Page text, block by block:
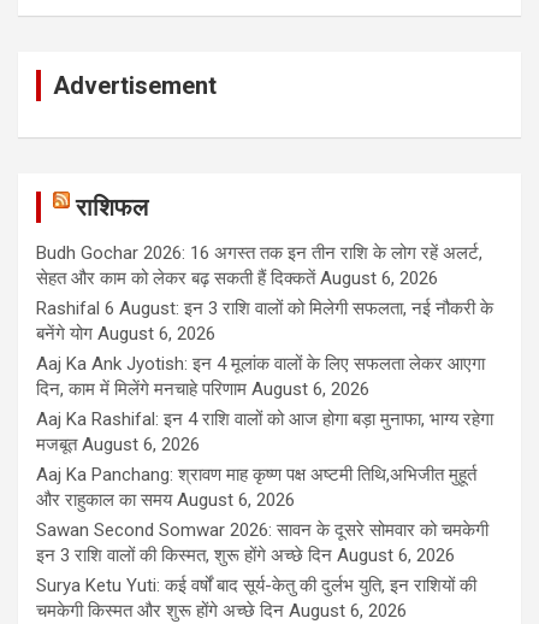
Advertisement
राशिफल
Budh Gochar 2026: 16 अगस्त तक इन तीन राशि के लोग रहें अलर्ट,
सेहत और काम को लेकर बढ़ सकती हैं दिक्कतें August 6, 2026
Rashifal 6 August: इन 3 राशि वालों को मिलेगी सफलता, नई नौकरी के
बनेंगे योग August 6, 2026
Aaj Ka Ank Jyotish: इन 4 मूलांक वालों के लिए सफलता लेकर आएगा
दिन, काम में मिलेंगे मनचाहे परिणाम August 6, 2026
Aaj Ka Rashifal: इन 4 राशि वालों को आज होगा बड़ा मुनाफा, भाग्य रहेगा
मजबूत August 6, 2026
Aaj Ka Panchang: श्रावण माह कृष्ण पक्ष अष्टमी तिथि,अभिजीत मुहूर्त
और राहुकाल का समय August 6, 2026
Sawan Second Somwar 2026: सावन के दूसरे सोमवार को चमकेगी
इन 3 राशि वालों की किस्मत, शुरू होंगे अच्छे दिन August 6, 2026
Surya Ketu Yuti: कई वर्षों बाद सूर्य-केतु की दुर्लभ युति, इन राशियों की
चमकेगी किस्मत और शुरू होंगे अच्छे दिन August 6, 2026